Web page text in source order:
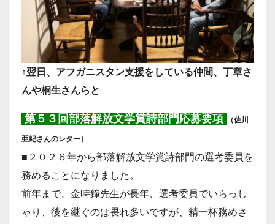
↑翌日、アフガニスタン支援をしている仲間、丁章さ
んや桐生さんらと
第５３回部落解放文学賞詩部門応募要項 （佐川
亜紀さんのレター）
■２０２６年から部落解放文学賞詩部門の選考委員を
務めることになりました。
前年まで、金時鐘先生が長年、選考委員でいらっし
ゃり、後を継ぐのは畏れ多いですが、精一杯務めさ